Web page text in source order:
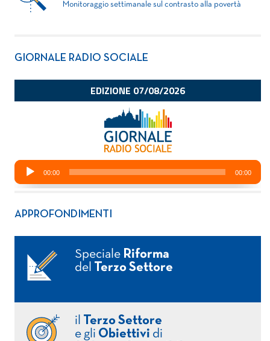
Monitoraggio settimanale sul contrasto alla povertà
GIORNALE RADIO SOCIALE
APPROFONDIMENTI
Speciale Riforma
del
Terzo Settore
il
Terzo Settore
e gli Obiettivi di